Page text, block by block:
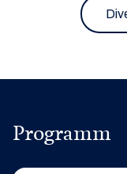
Programm